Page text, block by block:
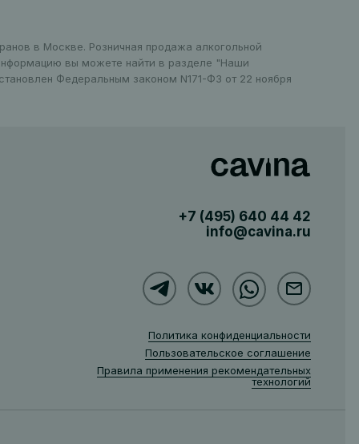
в Москве. Розничная продажа алкогольной
вы можете найти в разделе "Наши
Федеральным законом N171-ФЗ от 22 ноября
+7 (495) 640 44 42
info@cavina.ru
Политика конфиденциальности
Пользовательское соглашение
Правила применения рекомендательных
технологий